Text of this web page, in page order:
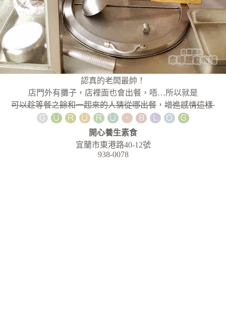
認真的老闆最帥！
店門外有攤子，店裡面也會出餐，唔…所以就是
可以趁等餐之餘和一起來的人猜從哪出餐 ， 增進感情這樣
開心養生素食
宜蘭市東港路40-12號
938-0078